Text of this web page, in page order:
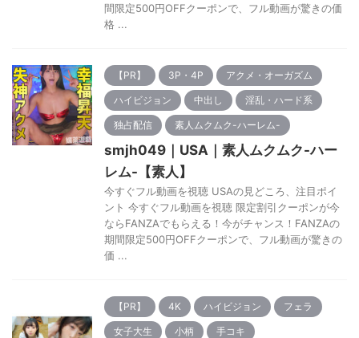
間限定500円OFFクーポンで、フル動画が驚きの価
格 ...
【PR】 3P・4P アクメ・オーガズム
ハイビジョン 中出し 淫乱・ハード系
独占配信 素人ムクムク-ハーレム-
smjh049｜USA｜素人ムクムク-ハー
レム-【素人】
今すぐフル動画を視聴 USAの見どころ、注目ポイ
ント 今すぐフル動画を視聴 限定割引クーポンが今
ならFANZAでもらえる！今がチャンス！FANZAの
期間限定500円OFFクーポンで、フル動画が驚きの
価 ...
【PR】 4K ハイビジョン フェラ
女子大生 小柄 手コキ